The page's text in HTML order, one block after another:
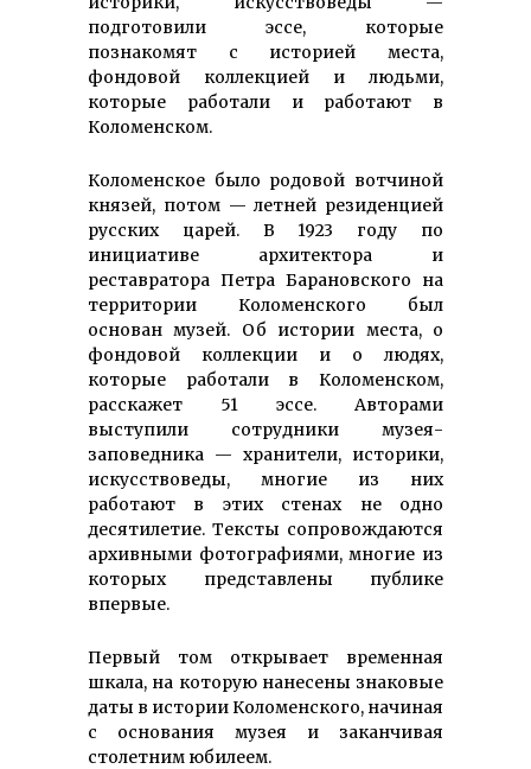
подготовили эссе, которые
познакомят с историей места,
фондовой коллекцией и людьми,
которые работали и работают в
Коломенском.
Коломенское было родовой вотчиной
князей, потом — летней резиденцией
русских царей. В 1923 году по
инициативе архитектора и
реставратора Петра Барановского на
территории Коломенского был
основан музей. Об истории места, о
фондовой коллекции и о людях,
которые работали в Коломенском,
расскажет 51 эссе. Авторами
выступили сотрудники музея-
заповедника — хранители, историки,
искусствоведы, многие из них
работают в этих стенах не одно
десятилетие. Тексты сопровождаются
архивными фотографиями, многие из
которых представлены публике
впервые.
Первый том открывает временная
шкала, на которую нанесены знаковые
даты в истории Коломенского, начиная
с основания музея и заканчивая
столетним юбилеем.